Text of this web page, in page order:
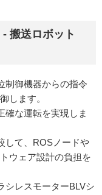
搬送ロボット
制御機器からの指令
します。
確な運転を実現しま
して、ROSノードや
ウェア設計の負担を
シレスモーターBLVシ